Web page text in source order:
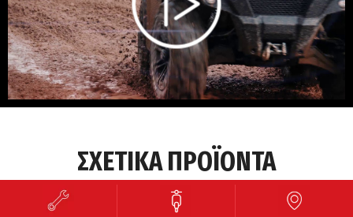
00:00/
ΣΧΕΤΙΚΑ ΠΡΟΪΟΝΤΑ